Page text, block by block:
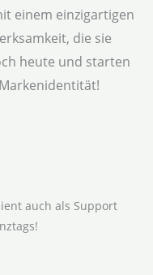
einem einzigartigen
die sie
heute und starten
auch als Support